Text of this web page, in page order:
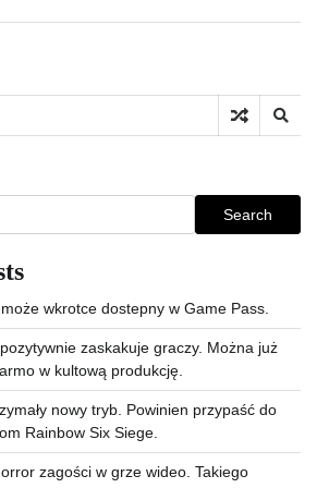
Search
wkrotce dostepny w Game Pass.
zaskakuje graczy. Można już
w kultową produkcję.
nowy tryb. Powinien przypaść do
Rainbow Six Siege.
zagości w grze wideo. Takiego